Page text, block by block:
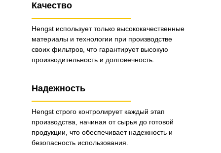
Качество
Надежность
Hengst использует только высококачественные
материалы и технологии при производстве
своих фильтров, что гарантирует высокую
производительность и долговечность.
Hengst строго контролирует каждый этап
производства, начиная от сырья до готовой
продукции, что обеспечивает надежность и
безопасность использования.